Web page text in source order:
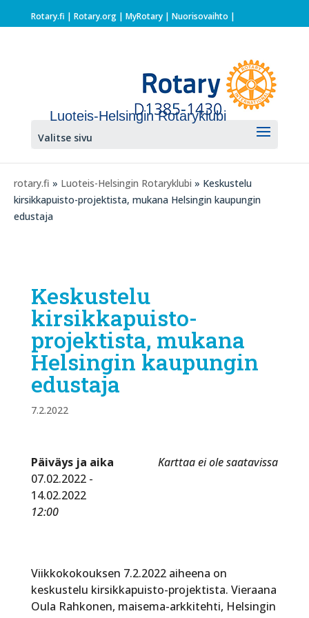
Rotary.fi | Rotary.org| MyRotary | Nuorisovaihto |
Luoteis-Helsingin Rotaryklubi
Valitse sivu
rotary.fi » Luoteis-Helsingin Rotaryklubi » Keskustelu
kirsikkapuisto-projektista, mukana Helsingin kaupungin
edustaja
Keskustelu
kirsikkapuisto-
projektista, mukana
Helsingin kaupungin
edustaja
7.2.2022
Karttaa ei ole saatavissa
Päiväys ja aika
07.02.2022 -
14.02.2022
12:00
Viikkokokouksen 7.2.2022 aiheena on
keskustelu kirsikkapuisto-projektista. Vieraana
Oula Rahkonen, maisema-arkkitehti, Helsingin